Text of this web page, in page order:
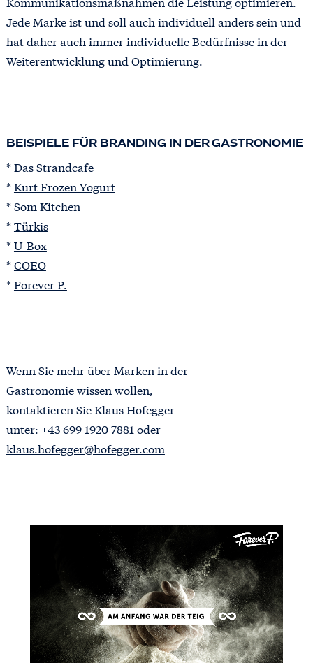
Jede Marke ist und soll auch individuell anders sein und
hat daher auch immer individuelle Bedürfnisse in der
Weiterentwicklung und Optimierung.
BEISPIELE FÜR BRANDING IN DER GASTRONOMIE
*Das Strandcafe
*Kurt Frozen Yogurt
*Som Kitchen
*Türkis
*U-Box
*COEO
*Forever P.
Wenn Sie mehr über Marken in der
Gastronomie wissen wollen,
kontaktieren Sie Klaus Hofegger
unter: +43 699 1920 7881 oder
klaus.hofegger@hofegger.com